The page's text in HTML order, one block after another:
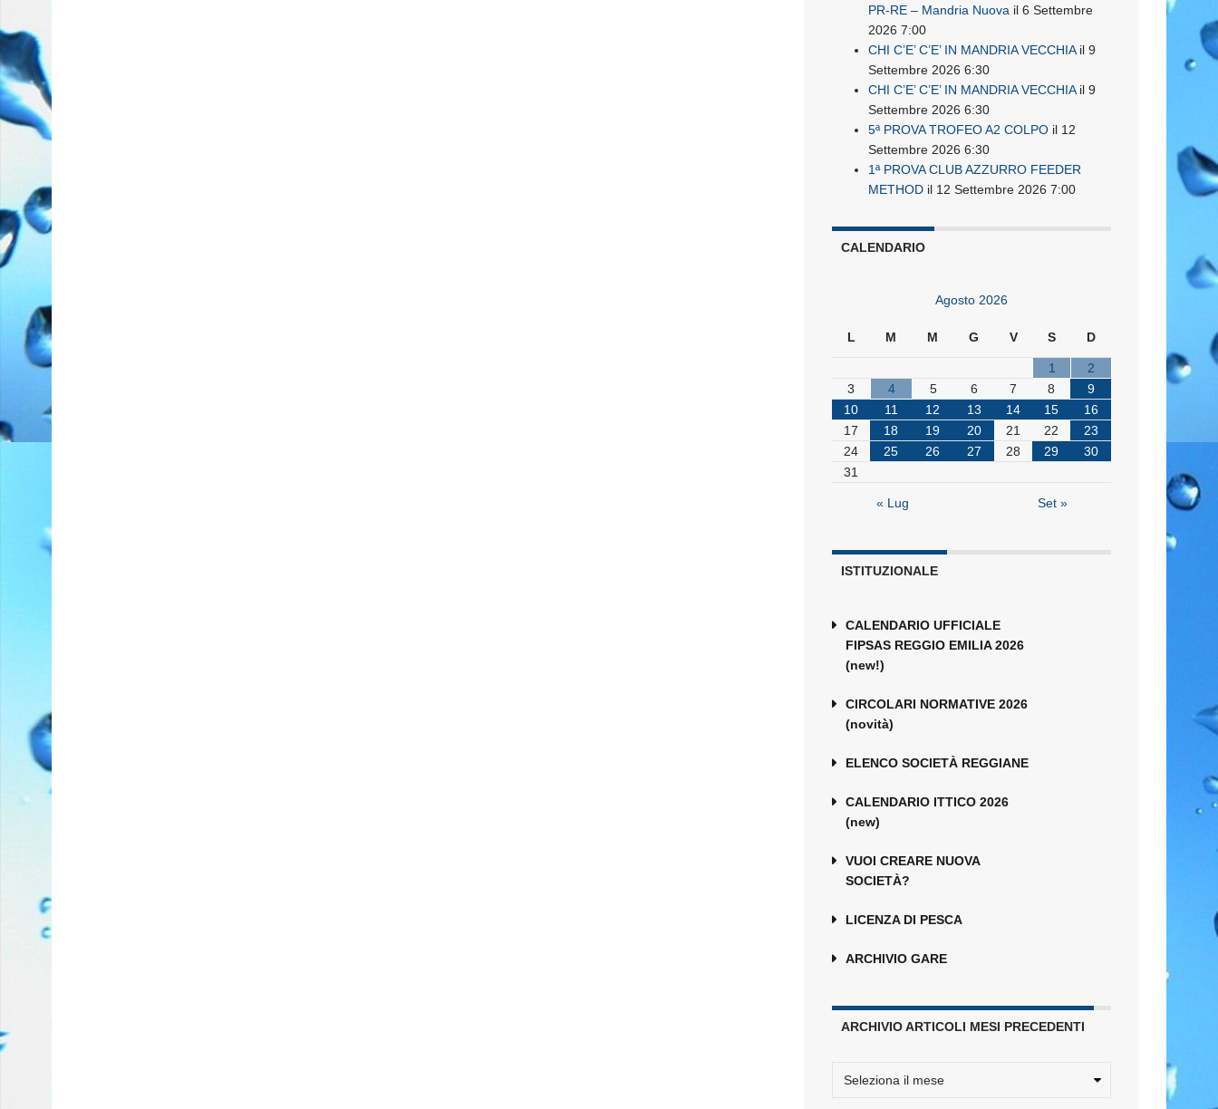
PR-RE – Mandria Nuova il 6 Settembre
2026 7:00
CHI C’E’ C’E’ IN MANDRIA VECCHIAil 9
Settembre 2026 6:30
CHI C’E’ C’E’ IN MANDRIA VECCHIAil 9
Settembre 2026 6:30
5ª PROVA TROFEO A2 COLPO il 12
Settembre 2026 6:30
1ª PROVA CLUB AZZURRO FEEDER
METHOD il 12 Settembre 2026 7:00
CALENDARIO
Agosto 2026
L M M G V S D
1
2
3
4 5 6 7 8
9
10
11 12 13 14 15
16
17
18 19 20 21 22
23
24
25 26 27 28 29
30
31
« Lug Set »
ISTITUZIONALE
CALENDARIO UFFICIALE
FIPSAS REGGIO EMILIA 2026
(new!)
CIRCOLARI NORMATIVE 2026
(novità)
ELENCO SOCIETÀ REGGIANE
CALENDARIO ITTICO 2026
(new)
VUOI CREARE NUOVA
SOCIETÀ?
LICENZA DI PESCA
ARCHIVIO GARE
ARCHIVIO ARTICOLI MESI PRECEDENTI